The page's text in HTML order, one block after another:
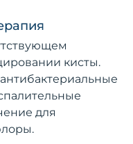
кисты.
для